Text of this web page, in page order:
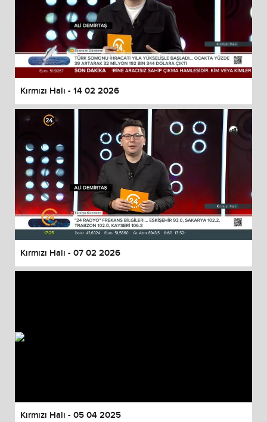
Kırmızı Halı - 14 02 2026
Kırmızı Halı - 07 02 2026
Kırmızı Halı - 05 04 2025